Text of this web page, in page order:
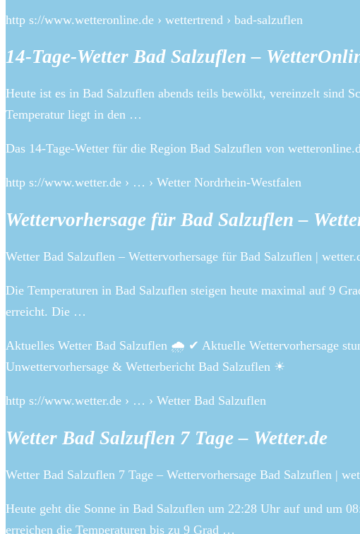
http s://www.wetteronline.de › wettertrend › bad-salzuflen
14-Tage-Wetter Bad Salzuflen –
Heute ist es in Bad Salzuflen abends teils bewölkt, vereinzelt sind
Temperatur liegt in den …
Das 14-Tage-Wetter für die Region Bad Salzuflen von
http s://www.wetter.de › … › Wetter Nordrhein-Westfalen
Wettervorhersage für Bad Salzuflen –
Wetter Bad Salzuflen – Wettervorhersage für Bad Salzuflen |
Die Temperaturen in Bad Salzuflen steigen heute maximal auf 9
erreicht. Die …
Aktuelles Wetter Bad Salzuflen 🌧️ ✔ Aktuelle Wettervorhersage
Unwettervorhersage & Wetterbericht Bad Salzuflen ☀
http s://www.wetter.de › … › Wetter Bad Salzuflen
Wetter Bad Salzuflen 7 Tage – Wetter.de
Wetter Bad Salzuflen 7 Tage – Wettervorhersage Bad Salzuflen |
Heute geht die Sonne in Bad Salzuflen um 22:28 Uhr auf und um
erreichen die Temperaturen bis zu 9 Grad …